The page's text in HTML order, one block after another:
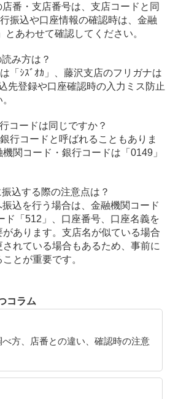
番・支店番号は、支店コードと同
振込や口座情報の確認時は、金融
あわせて確認してください。
み方は？
「ｼｽﾞｵｶ」、藤沢支店のフリガナは
先登録や口座確認時の入力ミス防止
コードは同じですか？
行コードと呼ばれることもありま
関コード・銀行コードは「0149」
込する際の注意点は？
込を行う場合は、金融機関コード
ド「512」、口座番号、口座名義を
あります。支店名が似ている場合
れている場合もあるため、事前に
とが重要です。
コラム
方、店番との違い、確認時の注意